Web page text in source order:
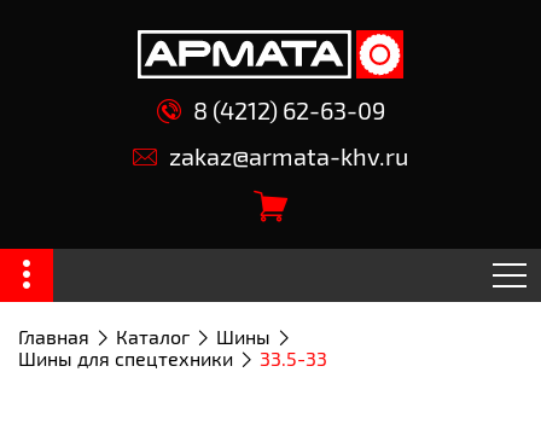
8 (4212) 62-63-09
zakaz@armata-khv.ru
Главная Каталог
Шины
Шины для спецтехники
33.5-33